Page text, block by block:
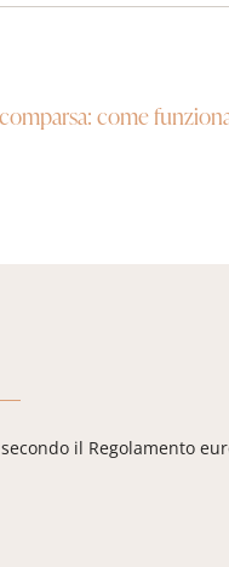
come
secondo il Regolamento